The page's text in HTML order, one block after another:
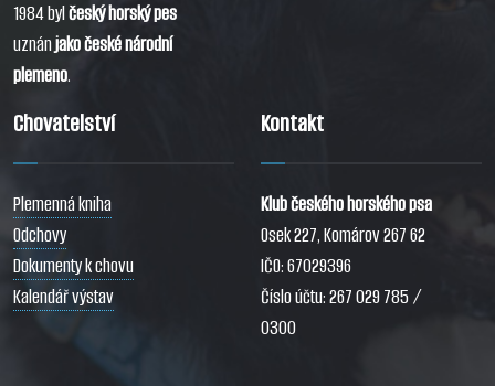
1984 bylčeský horský pes
uznánjako české národní
plemeno.
Chovatelství
Plemenná kniha
Odchovy
Dokumenty k chovu
Kalendář výstav
Kontakt
Klub českého horského psa
Osek 227, Komárov 267 62
IČO: 67029396
Číslo účtu: 267 029 785 /
0300